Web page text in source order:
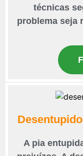
técnicas
problema seja
A pia